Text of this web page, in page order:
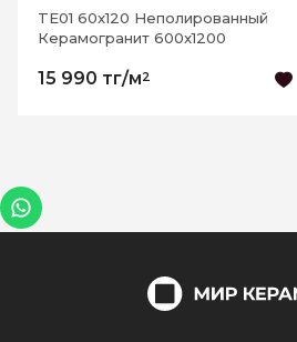
TE01 60x120 Неполированный
Керамогранит 600x1200
15 990 тг/м2